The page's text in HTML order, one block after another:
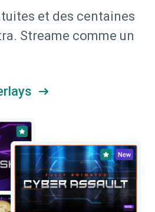
et des centaines
Streame comme un